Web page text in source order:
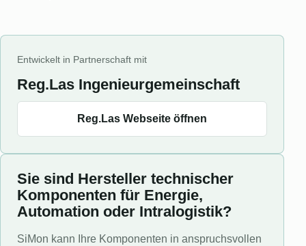
Entwickelt in Partnerschaft mit
Reg.Las Ingenieurgemeinschaft
Reg.Las Webseite öffnen
Sie sind Hersteller technischer
Komponenten für Energie,
Automation oder Intralogistik?
SiMon kann Ihre Komponenten in anspruchsvollen